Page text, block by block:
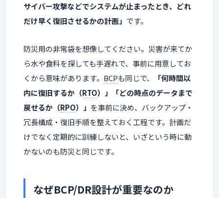
サイバー攻撃などでシステムが止まったとき、どれ
だけ早く復旧させるかの計画」 です。
防災用の非常袋を想像してください。災害が来てか
ら水や食料を探しても手遅れで、事前に用意してお
くから意味があります。 BCPも同じで、
「何時間以
内に復旧するか（RTO）」「どの時点のデータまで
戻せるか（RPO）」 を事前に決め、バックアップ・
冗長構成・復旧手順を整えておく工程です。計画だ
けでなく定期的に訓練しないと、いざという時に動
かないのも防災と同じです。
なぜBCP/DR設計が重要なのか